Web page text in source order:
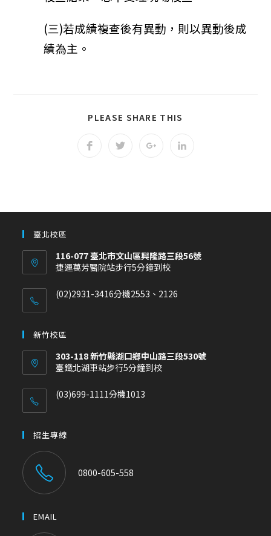
(三)若成績複查後有異動，則以異動後成
績為主。
PLEASE SHARE THIS
臺北校區
116-077 臺北市文山區興隆路三段56號
捷運萬芳醫院站步行5分鐘到校
(02)2931-3416分機2553、2126
新竹校區
303-118 新竹縣湖口鄉中山路三段530號
臺鐵北湖車站步行5分鐘到校
(03)699-1111分機1013
招生專線
0800-605-558
EMAIL